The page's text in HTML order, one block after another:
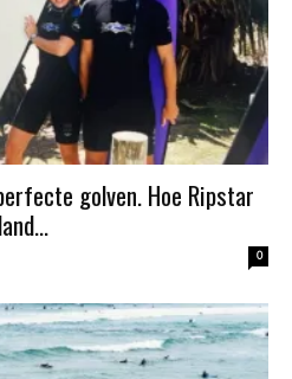
golven. Hoe Ripstar
0